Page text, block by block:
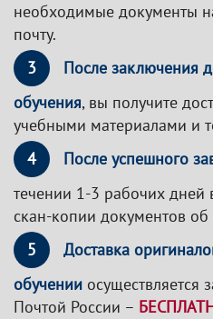
необходимые документы
почту.
3
После заключения
обучения, вы получите
учебными материалами и
4
После успешного
течении 1-3 рабочих дней
скан-копии документов об
5
Доставка
обучении осуществляется
Почтой России –